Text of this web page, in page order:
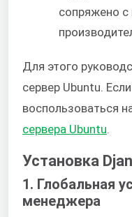
сопряжено
Для этого
сервер Ubuntu.
воспользоваться
сервера Ubuntu
Установка
1. Глобальная
менеджера